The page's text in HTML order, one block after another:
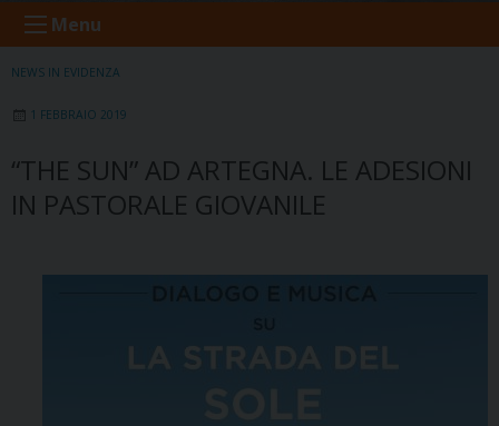
Menu
NEWS IN EVIDENZA
1 FEBBRAIO 2019
“THE SUN” AD ARTEGNA. LE ADESIONI
IN PASTORALE GIOVANILE